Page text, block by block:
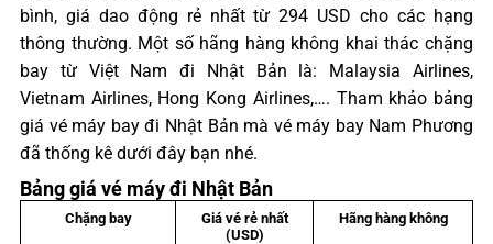
bình, giá dao động rẻ nhất từ 294 USD cho các hạng
thông thường. Một số hãng hàng không khai thác chặng
bay từ Việt Nam đi Nhật Bản là: Malaysia Airlines,
Vietnam Airlines, Hong Kong Airlines,…. Tham khảo bảng
giá vé máy bay đi Nhật Bản mà vé máy bay Nam Phương
đã thống kê dưới đây bạn nhé.
Bảng giá vé máy đi Nhật Bản
Chặng bay
Giá vé rẻ nhất
(USD)
Hãng hàng không